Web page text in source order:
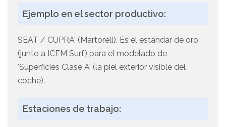
Ejemplo en el sector productivo:
SEAT / CUPRA' (Martorell). Es el estándar de oro
(junto a ICEM Surf) para el modelado de
'Superficies Clase A' (la piel exterior visible del
coche).
Estaciones de trabajo: